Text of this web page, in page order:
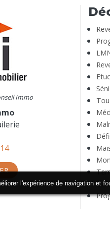
Immo
l'expérience de navigation et